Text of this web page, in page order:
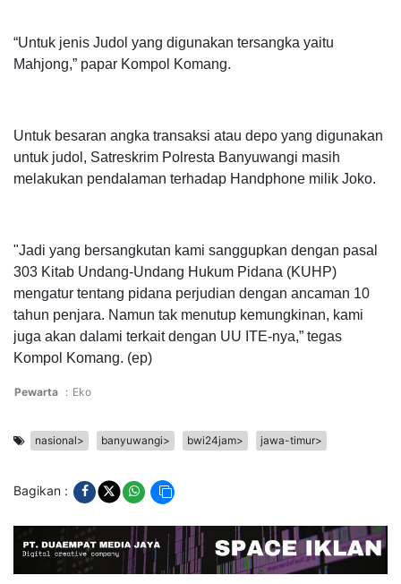
“Untuk jenis Judol yang digunakan tersangka yaitu
Mahjong,” papar Kompol Komang.
Untuk besaran angka transaksi atau depo yang digunakan
untuk judol, Satreskrim Polresta Banyuwangi masih
melakukan pendalaman terhadap Handphone milik Joko.
"Jadi yang bersangkutan kami sanggupkan dengan pasal
303 Kitab Undang-Undang Hukum Pidana (KUHP)
mengatur tentang pidana perjudian dengan ancaman 10
tahun penjara. Namun tak menutup kemungkinan, kami
juga akan dalami terkait dengan UU ITE-nya,” tegas
Kompol Komang. (ep)
Pewarta : Eko
nasional> banyuwangi> bwi24jam> jawa-timur>
Bagikan :